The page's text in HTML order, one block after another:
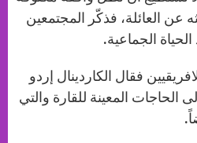
عن العائلة، فذكّر المجتمعين
الجماعية.
فقال الكاردينال إردو
الحاجات المعينة للقارة والتي